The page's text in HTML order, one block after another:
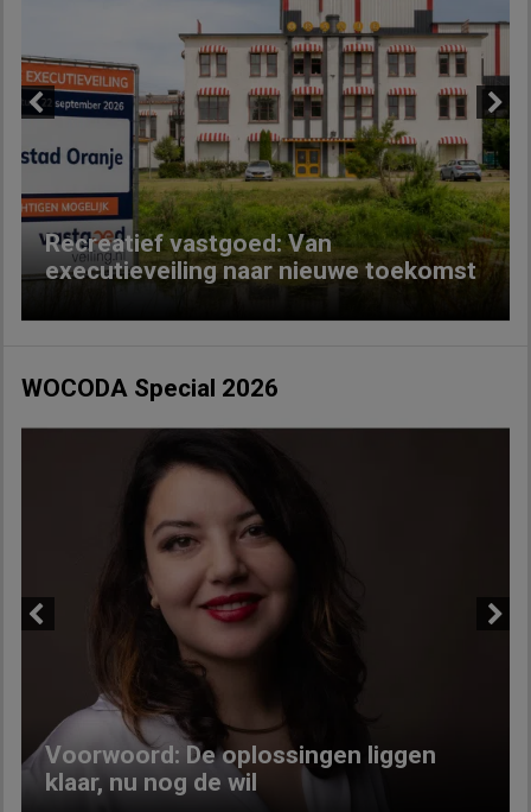
Recreatief vastgoed: Van
executieveiling naar nieuwe toekomst
Next
WOCODA Special 2026
Voorwoord: De oplossingen liggen
klaar, nu nog de wil